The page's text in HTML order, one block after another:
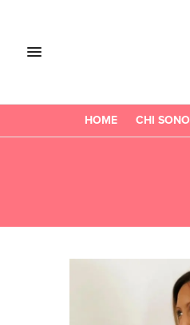
HOME CHI SONO